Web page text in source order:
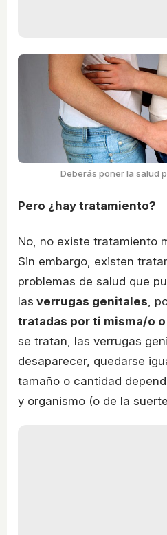
Deberás poner la salud
Pero ¿hay tratamiento?
No, no existe tratamiento
Sin embargo, existen
problemas de salud que
las verrugas genitales ,
tratadas por ti misma/o
se tratan, las verrugas
desaparecer, quedarse
tamaño o cantidad
y organismo (o de la